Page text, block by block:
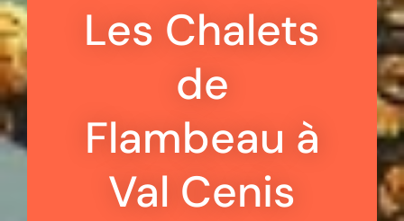
Les Chalets
de
Flambeau à
Val Cenis